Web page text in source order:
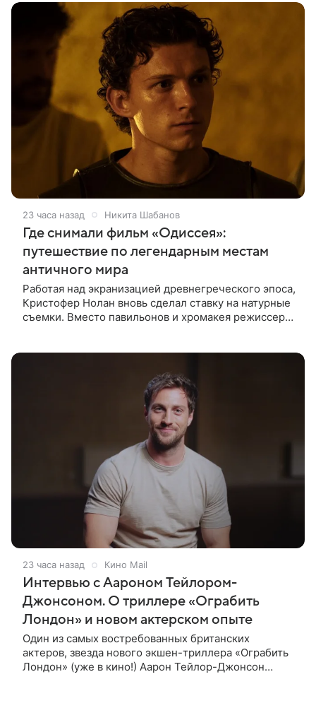
23 часа назад Никита Шабанов
Где снимали фильм «Одиссея»:
путешествие по легендарным местам
античного мира
Работая над экранизацией древнегреческого эпоса,
Кристофер Нолан вновь сделал ставку на натурные
съемки. Вместо павильонов и хромакея режиссер
23 часа назад Кино Mail
Интервью с Аароном Тейлором-
Джонсоном. О триллере «Ограбить
Лондон» и новом актерском опыте
Один из самых востребованных британских
актеров, звезда нового экшен-триллера «Ограбить
Лондон» (уже в кино!) Аарон Тейлор-Джонсон